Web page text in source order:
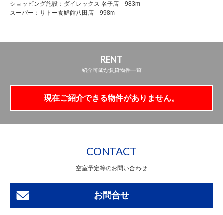
ショッピング施設：ダイレックス 名子店 983m
スーパー：サトー食鮮館八田店 998m
RENT
紹介可能な賃貸物件一覧
現在ご紹介できる物件がありません。
CONTACT
空室予定等のお問い合わせ
お問合せ